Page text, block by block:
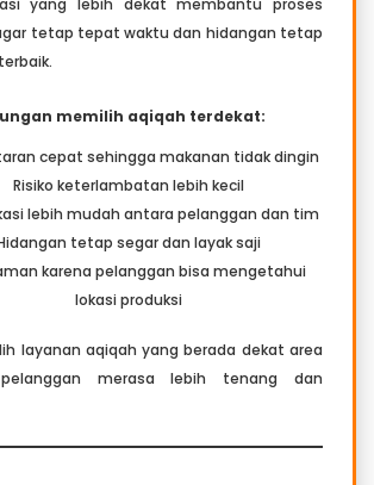
tetap tepat waktu dan hidangan tetap
memilih aqiqah terdekat:
cepat sehingga makanan tidak dingin
Risiko keterlambatan lebih kecil
lebih mudah antara pelanggan dan tim
tetap segar dan layak saji
karena pelanggan bisa mengetahui
lokasi produksi
layanan aqiqah yang berada dekat area
merasa lebih tenang dan